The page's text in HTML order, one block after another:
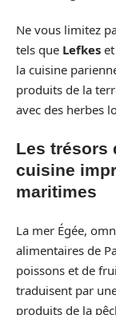
Ne vous limitez
tels que Lefkes et
la cuisine
produits de la
avec des herbes
Les trésors
cuisine
maritimes
La mer Égée,
alimentaires de
poissons et de
traduisent par
produits de la